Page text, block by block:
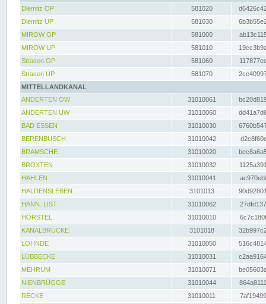
Diemitz OP
581020
Diemitz UP
581030
MIROW OP
581000
MIROW UP
581010
Strasen OP
581060
Strasen UP
581070
MITTELLANDKANAL
ANDERTEN OW
31010061
ANDERTEN UW
31010060
BAD ESSEN
31010030
BERENBUSCH
31010042
BRAMSCHE
31010020
BROXTEN
31010032
HAHLEN
31010041
HALDENSLEBEN
3101013
HANN. LIST
31010062
HÖRSTEL
31010010
KANALBRÜCKE
3101018
LOHNDE
31010050
LÜBBECKE
31010031
MEHRUM
31010071
NIENBRÜGGE
31010044
RECKE
31010011